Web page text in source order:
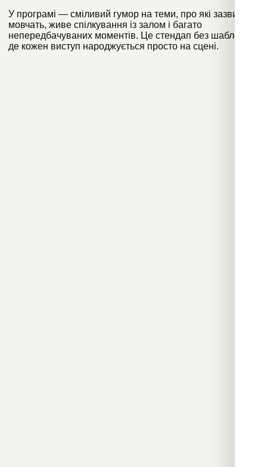
У програмі — сміливий гумор на теми, про які зазвичай
мовчать, живе спілкування із залом і багато
непередбачуваних моментів. Це стендап без шаблонів,
де кожен виступ народжується просто на сцені.